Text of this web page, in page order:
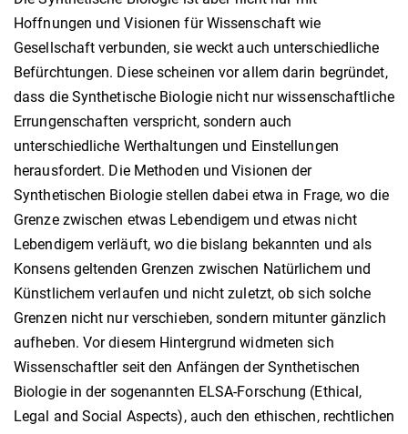
Hoffnungen und Visionen für Wissenschaft wie
Gesellschaft verbunden, sie weckt auch unterschiedliche
Befürchtungen. Diese scheinen vor allem darin begründet,
dass die Synthetische Biologie nicht nur wissenschaftliche
Errungenschaften verspricht, sondern auch
unterschiedliche Werthaltungen und Einstellungen
herausfordert. Die Methoden und Visionen der
Synthetischen Biologie stellen dabei etwa in Frage, wo die
Grenze zwischen etwas Lebendigem und etwas nicht
Lebendigem verläuft, wo die bislang bekannten und als
Konsens geltenden Grenzen zwischen Natürlichem und
Künstlichem verlaufen und nicht zuletzt, ob sich solche
Grenzen nicht nur verschieben, sondern mitunter gänzlich
aufheben. Vor diesem Hintergrund widmeten sich
Wissenschaftler seit den Anfängen der Synthetischen
Biologie in der sogenannten ELSA-Forschung (Ethical,
Legal and Social Aspects), auch den ethischen, rechtlichen